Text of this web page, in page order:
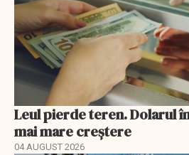
Leul pierde teren. Dolarul
mai mare creștere
04 AUGUST 2026